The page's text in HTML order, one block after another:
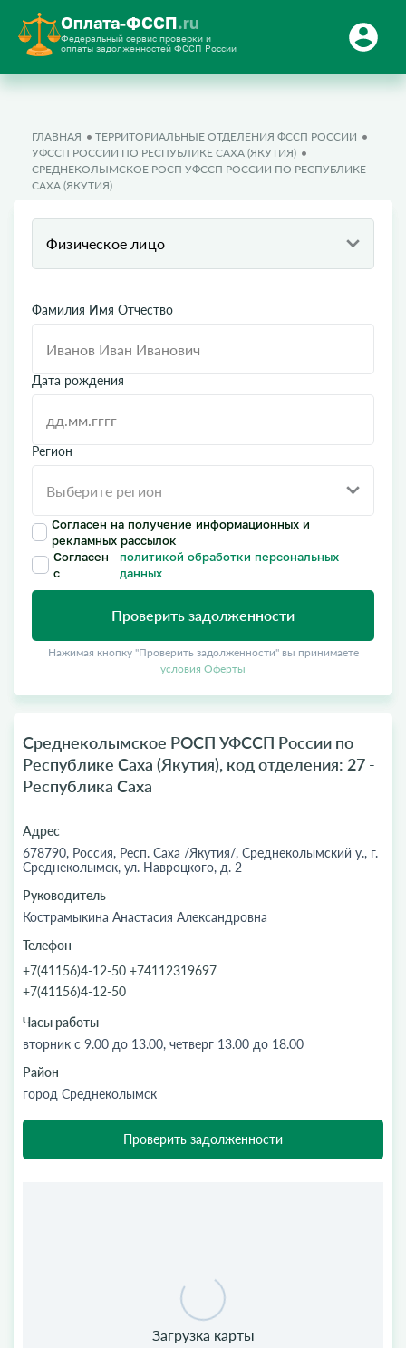
Оплата-ФССП.ru
Федеральный сервис проверки и
оплаты задолженностей ФССП России
ГЛАВНАЯ
ТЕРРИТОРИАЛЬНЫЕ ОТДЕЛЕНИЯ ФССП РОССИИ
УФССП РОССИИ ПО РЕСПУБЛИКЕ САХА (ЯКУТИЯ)
СРЕДНЕКОЛЫМСКОЕ РОСП УФССП РОССИИ ПО РЕСПУБЛИКЕ
САХА (ЯКУТИЯ)
Физическое лицо
Фамилия Имя Отчество
Дата рождения
Регион
Согласен на получение информационных и
рекламных рассылок
Согласен
с
политикой обработки персональных
данных
Проверить задолженности
Нажимая кнопку "Проверить задолженности" вы принимаете
условия Оферты
Среднеколымское РОСП УФССП России по
Республике Саха (Якутия), код отделения: 27 -
Республика Саха
Адрес
678790, Россия, Респ. Саха /Якутия/, Среднеколымский у., г.
Среднеколымск, ул. Навроцкого, д. 2
Руководитель
Кострамыкина Анастасия Александровна
Телефон
+7(41156)4-12-50 +74112319697
+7(41156)4-12-50
Часы работы
вторник с 9.00 до 13.00, четверг 13.00 до 18.00
Район
город Среднеколымск
Проверить задолженности